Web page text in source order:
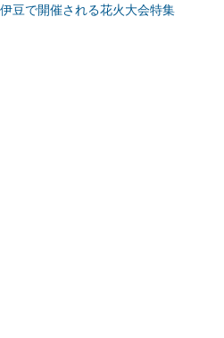
豆で開催される花火大会特集